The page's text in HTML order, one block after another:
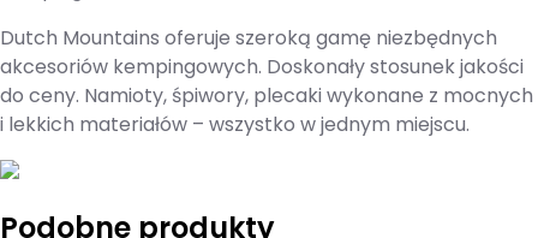
Dutch Mountains oferuje szeroką gamę niezbędnych
akcesoriów kempingowych. Doskonały stosunek jakości
do ceny. Namioty, śpiwory, plecaki wykonane z mocnych
i lekkich materiałów – wszystko w jednym miejscu.
Podobne produkty